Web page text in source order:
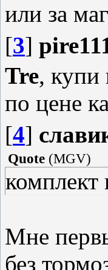
или за
[3]
Tre, купи
по цене
[4]
Quote (MGV)
комплект
Мне
без